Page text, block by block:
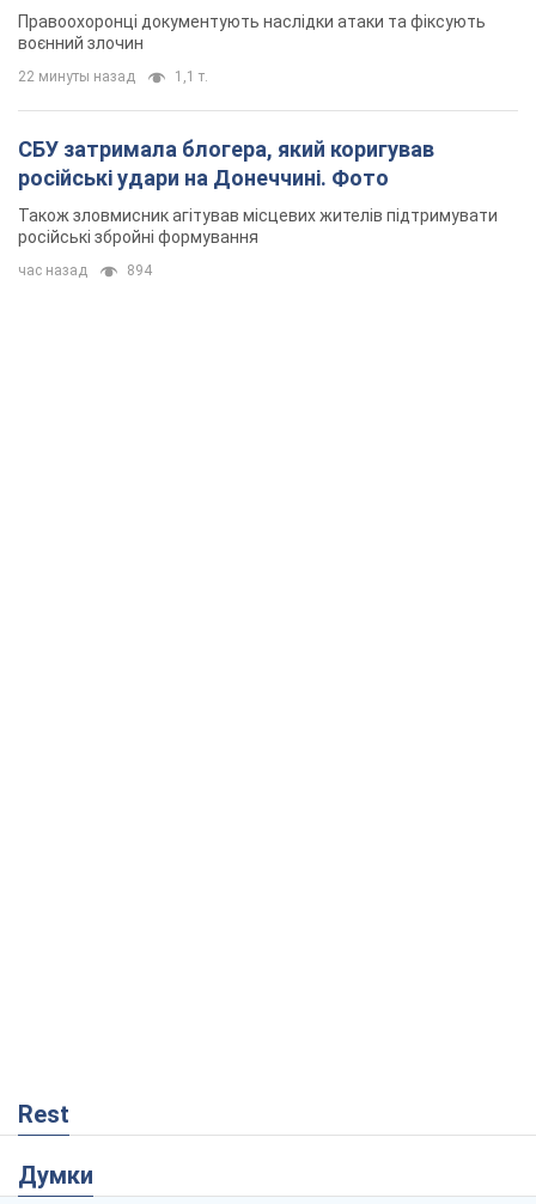
Правоохоронці документують наслідки атаки та фіксують
воєнний злочин
22 минуты назад 1,1 т.
СБУ затримала блогера, який коригував
російські удари на Донеччині. Фото
Також зловмисник агітував місцевих жителів підтримувати
російські збройні формування
час назад 894
Rest
Думки